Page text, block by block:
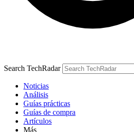
Search TechRadar
Noticias
Análisis
Guías prácticas
Guías de compra
Artículos
Más